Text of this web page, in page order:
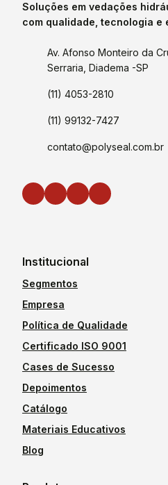
Soluções em vedações
com qualidade, tecnologia e
Av. Afonso Monteiro da
Serraria, Diadema -SP
(11) 4053-2810
(11) 99132-7427
contato@polyseal.com.br
Institucional
Segmentos
Empresa
Política de Qualidade
Certificado ISO 9001
Cases de Sucesso
Depoimentos
Catálogo
Materiais Educativos
Blog